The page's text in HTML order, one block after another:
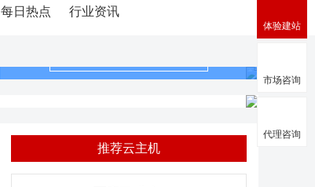
每日热点 行业资讯
推荐云主机
体验建站
市场咨询
代理咨询